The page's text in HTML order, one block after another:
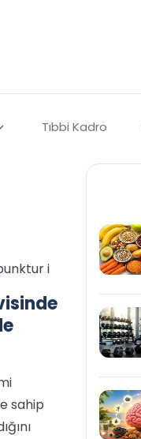
Tıbbi Kadro
i
sahip